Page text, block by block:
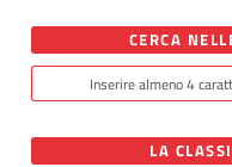
CERCA
LA